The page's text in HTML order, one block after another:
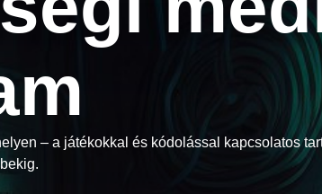
– a játékokkal és kódolással kapcsolatos